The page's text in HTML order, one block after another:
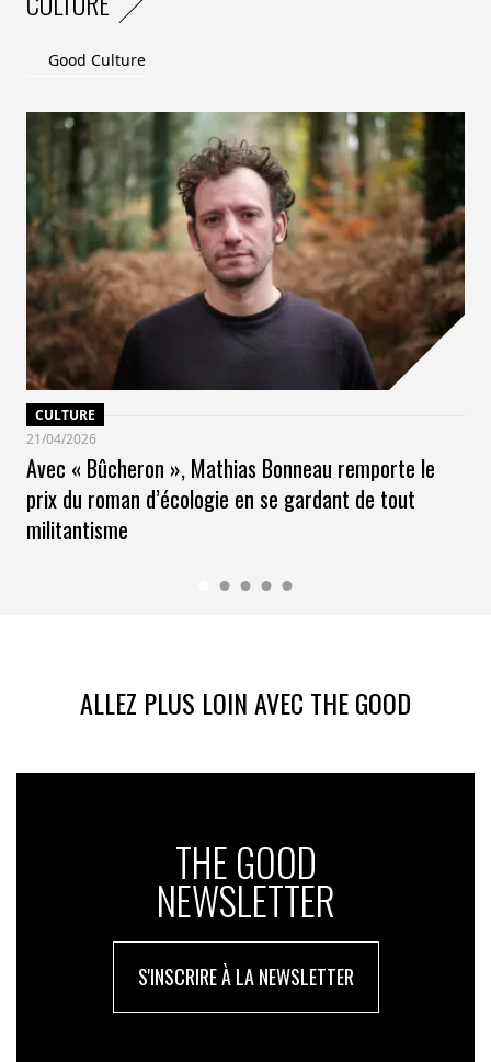
Good Culture
CULTURE
21/04/2026
Avec « Bûcheron », Mathias Bonneau remporte le
prix du roman d’écologie en se gardant de tout
militantisme
ALLEZ PLUS LOIN AVEC THE GOOD
THE GOOD
NEWSLETTER
S'INSCRIRE À LA NEWSLETTER